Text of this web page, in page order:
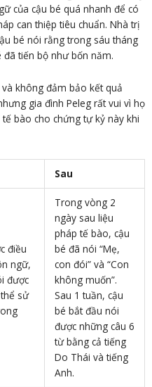
của cậu bé quá nhanh để có
can thiệp tiêu chuẩn. Nhà trị
bé nói rằng trong sáu tháng
đã tiến bộ như bốn năm.
không đảm bảo kết quả
gia đình Peleg rất vui vì họ
bào cho chứng tự kỷ này khi
Sau
điều
ngữ,
được
sử
Trong vòng 2
ngày sau liệu
pháp tế bào, cậu
bé đã nói “Mẹ,
con đói” và “Con
không muốn”.
Sau 1 tuần, cậu
bé bắt đầu nói
được những câu 6
từ bằng cả tiếng
Do Thái và tiếng
Anh.